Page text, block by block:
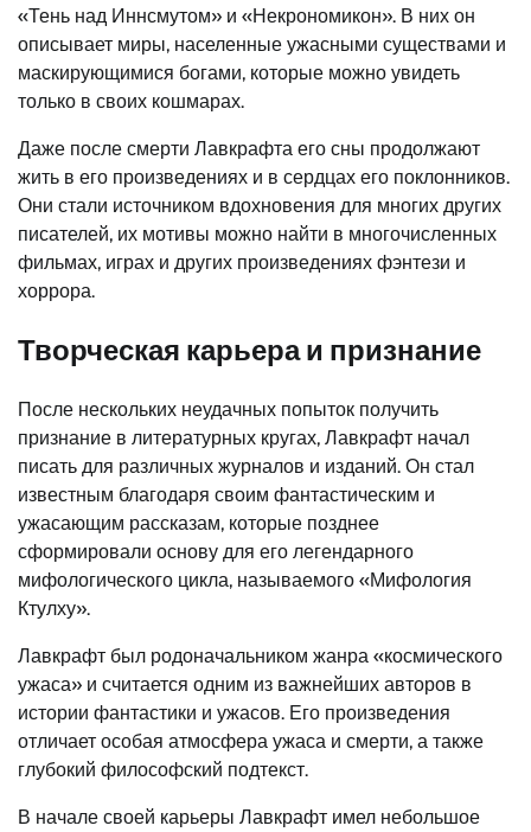
«Тень над Иннсмутом» и «Некрономикон». В них он
описывает миры, населенные ужасными существами и
маскирующимися богами, которые можно увидеть
только в своих кошмарах.
Даже после смерти Лавкрафта его сны продолжают
жить в его произведениях и в сердцах его поклонников.
Они стали источником вдохновения для многих других
писателей, их мотивы можно найти в многочисленных
фильмах, играх и других произведениях фэнтези и
хоррора.
Творческая карьера и признание
После нескольких неудачных попыток получить
признание в литературных кругах, Лавкрафт начал
писать для различных журналов и изданий. Он стал
известным благодаря своим фантастическим и
ужасающим рассказам, которые позднее
сформировали основу для его легендарного
мифологического цикла, называемого «Мифология
Ктулху».
Лавкрафт был родоначальником жанра «космического
ужаса» и считается одним из важнейших авторов в
истории фантастики и ужасов. Его произведения
отличает особая атмосфера ужаса и смерти, а также
глубокий философский подтекст.
В начале своей карьеры Лавкрафт имел небольшое